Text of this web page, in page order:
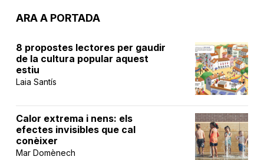
ARA A PORTADA
8 propostes lectores per gaudir
de la cultura popular aquest
estiu
Laia Santís
Calor extrema i nens: els
efectes invisibles que cal
conèixer
Mar Domènech